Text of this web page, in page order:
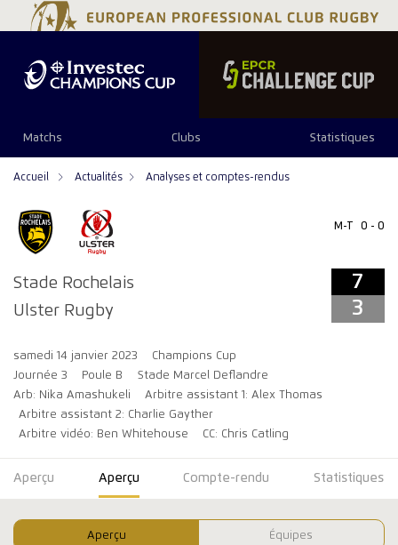
Matchs Clubs Statistiques
Accueil Actualités Analyses et comptes-rendus
Stade Rochelais
Ulster Rugby
M-T 0 - 0
7
3
samedi 14 janvier 2023
Champions Cup
Journée 3
Poule B
Stade Marcel Deflandre
Arb: Nika Amashukeli
Arbitre assistant 1: Alex Thomas
Arbitre assistant 2: Charlie Gayther
Arbitre vidéo: Ben Whitehouse
CC: Chris Catling
7 3
Aperçu Aperçu Compte-rendu Statistiques
Aperçu Équipes